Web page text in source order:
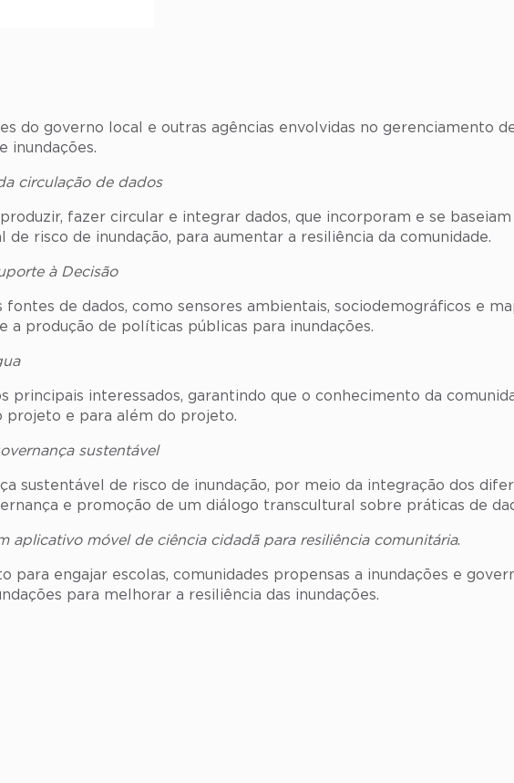
do governo local e outras agências envolvidas no gerenciamento
inundações.
circulação de dados
fazer circular e integrar dados, que incorporam e se
risco de inundação, para aumentar a resiliência da comunidade.
à Decisão
fontes de dados, como sensores ambientais, sociodemográficos e
a produção de políticas públicas para inundações.
principais interessados, garantindo que o conhecimento da
projeto e para além do projeto.
sustentável
sustentável de risco de inundação, por meio da integração dos
e promoção de um diálogo transcultural sobre práticas de
aplicativo móvel de ciência cidadã para resiliência comunitária.
engajar escolas, comunidades propensas a inundações e
para melhorar a resiliência das inundações.